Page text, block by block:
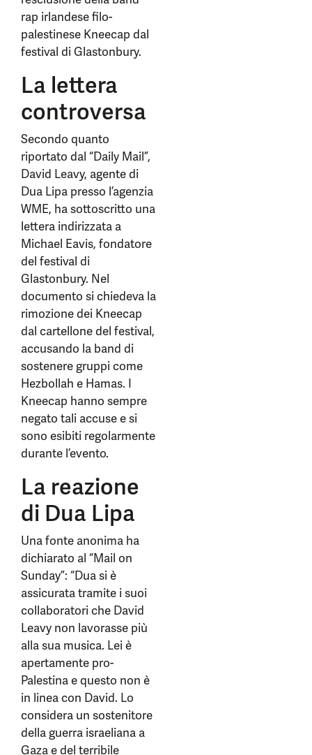
rap irlandese filo-
palestinese Kneecap dal
festival di Glastonbury.
La lettera
controversa
Secondo quanto
riportato dal “Daily Mail”,
David Leavy, agente di
Dua Lipa presso l’agenzia
WME, ha sottoscritto una
lettera indirizzata a
Michael Eavis, fondatore
del festival di
Glastonbury. Nel
documento si chiedeva la
rimozione dei Kneecap
dal cartellone del festival,
accusando la band di
sostenere gruppi come
Hezbollah e Hamas. I
Kneecap hanno sempre
negato tali accuse e si
sono esibiti regolarmente
durante l’evento.
La reazione
di Dua Lipa
Una fonte anonima ha
dichiarato al “Mail on
Sunday”: “Dua si è
assicurata tramite i suoi
collaboratori che David
Leavy non lavorasse più
alla sua musica. Lei è
apertamente pro-
Palestina e questo non è
in linea con David. Lo
considera un sostenitore
della guerra israeliana a
Gaza e del terribile